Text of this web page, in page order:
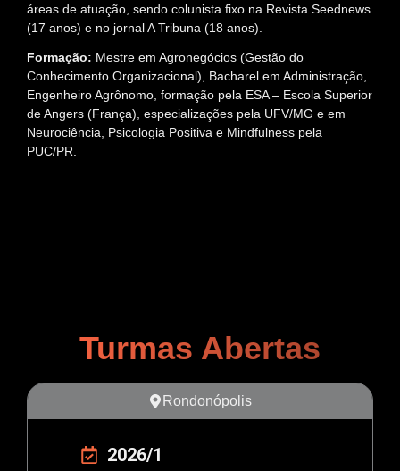
áreas de atuação, sendo colunista fixo na Revista Seednews
(17 anos) e no jornal A Tribuna (18 anos).
Formação: Mestre em Agronegócios (Gestão do
Conhecimento Organizacional), Bacharel em Administração,
Engenheiro Agrônomo, formação pela ESA – Escola Superior
de Angers (França), especializações pela UFV/MG e em
Neurociência, Psicologia Positiva e Mindfulness pela
PUC/PR.
Turmas Abertas
Rondonópolis
2026/1